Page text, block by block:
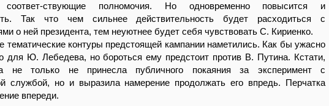
ствующие полномочия. Но одновременно повысится и
Так что чем сильнее действительность будет расходиться с
о ней президента, тем неуютнее будет себя чувствовать С. Кириенко.
тематические контуры предстоящей кампании наметились. Как бы ужасно
для Ю. Лебедева, но бороться ему предстоит против В. Путина. Кстати,
не только не принесла публичного покаяния за эксперимент с
службой, но и выразила намерение продолжать его впредь. Перчатка
впереди.